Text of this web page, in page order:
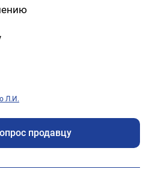
Л.И.
продавцу